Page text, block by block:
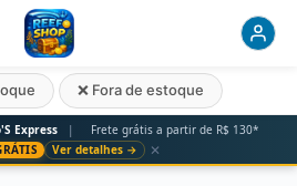
Express |
Frete grátis a partir de R$ 130*
Ver detalhes → ✕
❌ Fora de estoque